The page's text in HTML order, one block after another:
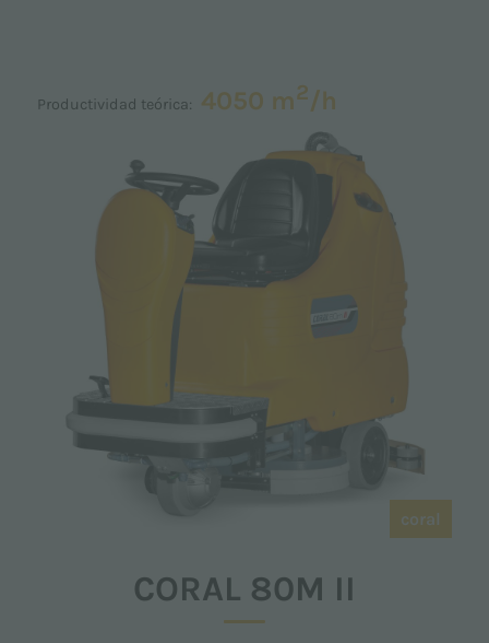
Productividad teórica: 4050 m2/h
coral
CORAL 80M II